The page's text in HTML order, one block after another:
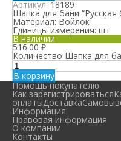
Артикул:18189
Шапка для бани “Русская
Материал: Войлок
Единицы измерения: шт
В наличии
516.00₽
Количество Шапка для
В корзину
Помощь покупателю
Как зарегистрироваться
оплатыДоставка
Информация
Правовая информация
О компании
Контакты